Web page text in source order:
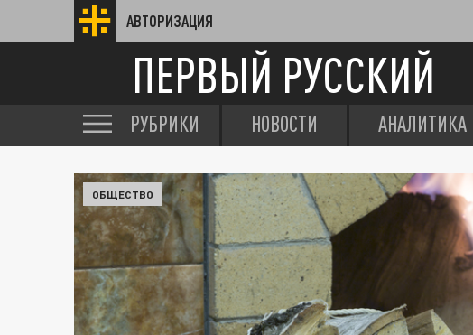
АВТОРИЗАЦИЯ
ПЕРВЫЙ РУССКИЙ
РУБРИКИ НОВОСТИ АНАЛИТИКА
ОБЩЕСТВО